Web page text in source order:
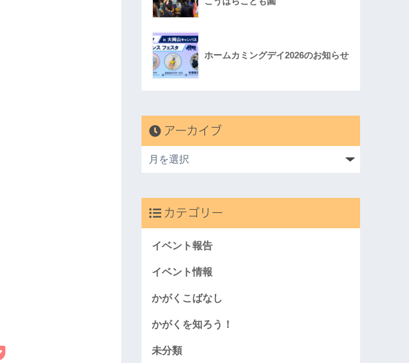
ホームカミングデイ2026のお知らせ
アーカイブ
カテゴリー
イベント報告
イベント情報
かがくこばなし
かがくを知ろう！
未分類